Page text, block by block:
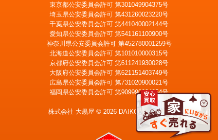
LINE査定 メール査定
宅配買取を申込む
東京都公安委員会許可 第301049904375号
埼玉県公安委員会許可 第431260023220号
千葉県公安委員会許可 第441040002144号
愛知県公安委員会許可 第541161100900号
神奈川県公安委員会許可 第452780001259号
北海道公安委員会許可 第101010000315号
京都府公安委員会許可 第611241930028号
大阪府公安委員会許可 第621151403749号
広島県公安委員会許可 第731020900021号
福岡県公安委員会許可 第909990034054号
株式会社 大黒屋 © 2026 DAIKOKUYA, Inc.